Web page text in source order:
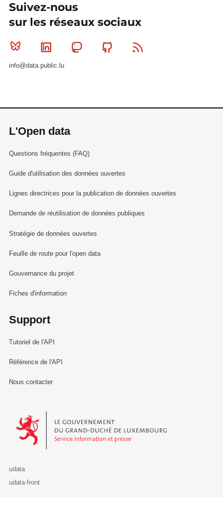
Suivez-nous
sur les réseaux sociaux
Bluesky Linkedin MastodonGithub
info@data.public.lu
L'Open data
Questions fréquentes (FAQ)
Guide d'utilisation des données ouvertes
Lignes directrices pour la publication de données ouvertes
Demande de réutilisation de données publiques
Stratégie de données ouvertes
Feuille de route pour l'open data
Gouvernance du projet
Fiches d'information
Support
Tutoriel de l'API
Référence de l'API
Nous contacter
Le Gouvernement du Grand-Duché de Luxembourg - Service
udata
udata-front